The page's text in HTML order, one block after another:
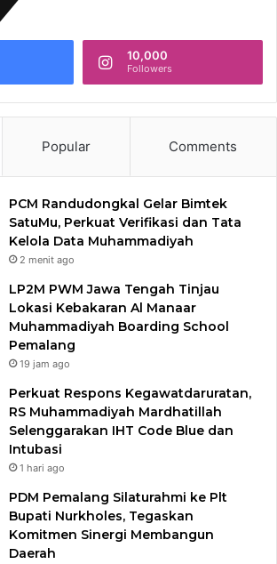
10,000
Followers
Popular Comments
PCM Randudongkal Gelar Bimtek
SatuMu, Perkuat Verifikasi dan Tata
Kelola Data Muhammadiyah
2 menit ago
LP2M PWM Jawa Tengah Tinjau
Lokasi Kebakaran Al Manaar
Muhammadiyah Boarding School
Pemalang
19 jam ago
Perkuat Respons Kegawatdaruratan,
RS Muhammadiyah Mardhatillah
Selenggarakan IHT Code Blue dan
Intubasi
1 hari ago
PDM Pemalang Silaturahmi ke Plt
Bupati Nurkholes, Tegaskan
Komitmen Sinergi Membangun
Daerah